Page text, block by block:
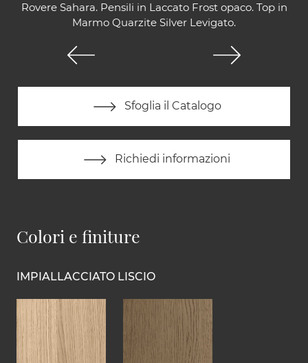
Rovere Sahara. Pensili in Laccato Frost opaco. Top in
Marmo Quarzite Silver Levigato.
Sfoglia il Catalogo
Richiedi informazioni
Colori e finiture
IMPIALLACCIATO LISCIO